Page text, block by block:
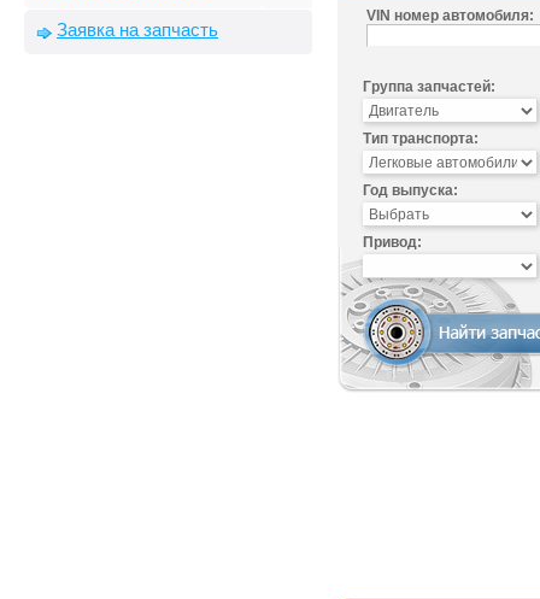
Заявка на запчасть
VIN номер автомобиля:
Группа запчастей:
Тип транспорта:
Год выпуска:
Привод: